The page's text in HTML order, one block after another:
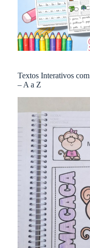
Textos Interativos
– A a Z